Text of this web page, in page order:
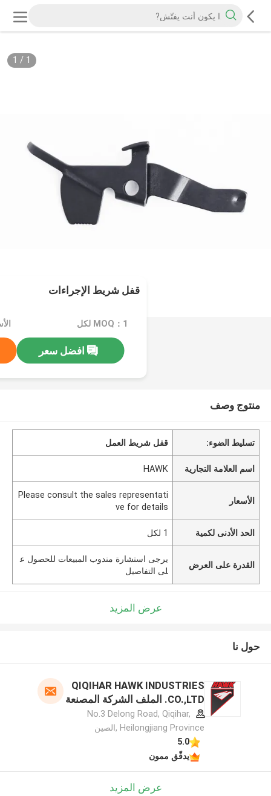
1
/
1
قفل شريط الإجراءات
MOQ：1 لكل
افضل سعر
منتوج وصف
تسليط الضوء: قفل شريط العمل
اسم العلامة التجارية HAWK
الأسعار
Please consult the sales representati
ve for details
الحد الأدنى لكمية 1 لكل
القدرة على العرض
يرجى استشارة مندوب المبيعات للحصول ع
لى التفاصيل
عرض المزيد
حول نا
QIQIHAR HAWK INDUSTRIES
CO.,LTD. الملف الشركة المصنعة
No.3 Delong Road, Qiqihar,
Heilongjiang Province ,الصين
5.0
يدقّق ممون
عرض المزيد